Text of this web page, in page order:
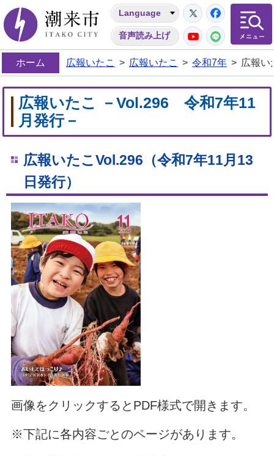
潮来市
Language
音声読み上げ
Twitter
YouTube
LINE
ホーム 広報いたこ > 広報いたこ > 令和7年 > 広報
広報いたこ －Vol.296 令和7年11
月発行－
広報いたこVol.296 （令和7年11月13
日発行）
画像をクリックするとPDF様式で開きます。
※下記に各内容ごとのページがあります。